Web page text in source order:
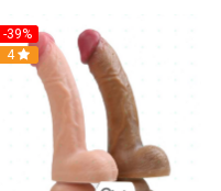
-39%
Hot
4